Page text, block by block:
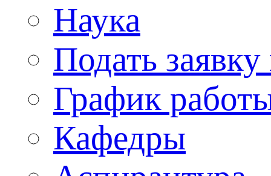
Наука
Подать
График
Кафедры